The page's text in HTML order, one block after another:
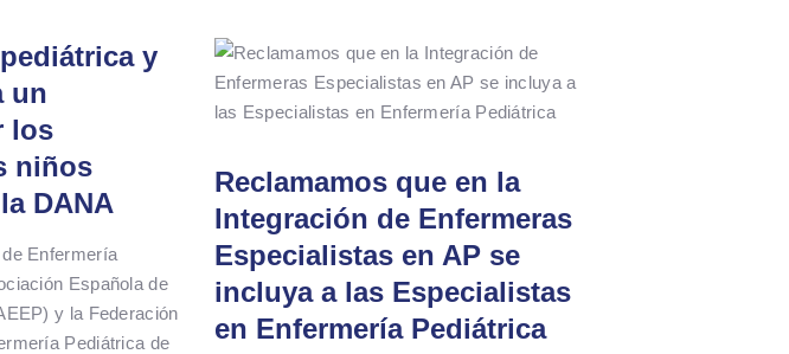
y
un
los
niños
DANA
Enfermería
Española de
y la Federación
Pediátrica de
Reclamamos que en la
Integración de Enfermeras
Especialistas en AP se
incluya a las Especialistas
en Enfermería Pediátrica